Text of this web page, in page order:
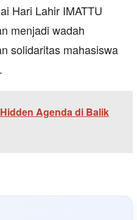
Hari Lahir IMATTU
menjadi wadah
solidaritas mahasiswa
Agenda di Balik